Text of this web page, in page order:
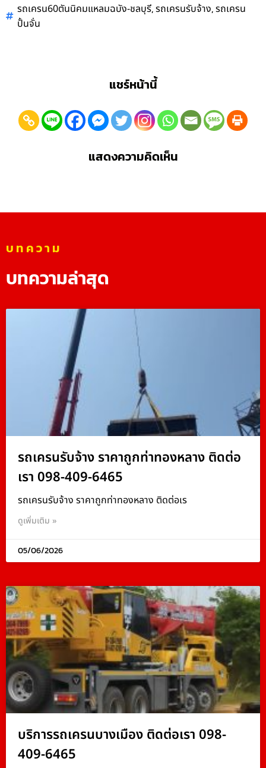
รถเครน60ตันนิคมแหลมฉบัง-ชลบุรี,รถเครนรับจ้าง,รถเครน
ปั้นจั่น
แชร์หน้านี้
แสดงความคิดเห็น
บทความ
บทความล่าสุด
รถเครนรับจ้าง ราคาถูกท่าทองหลาง ติดต่อ
เรา 098-409-6465
รถเครนรับจ้าง ราคาถูกท่าทองหลาง ติดต่อเร
ดูเพิ่มเติม »
05/06/2026
บริการรถเครนบางเมือง ติดต่อเรา 098-
409-6465